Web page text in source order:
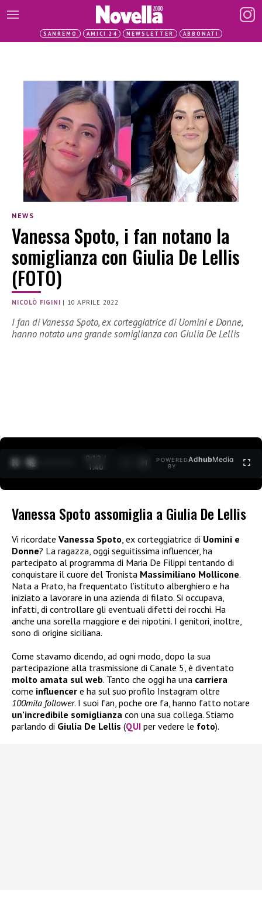
SANREMO AMICI 24 NEWSLETTER ABBONATI
NEWS
Vanessa Spoto, i fan notano la
somiglianza con Giulia De Lellis
(FOTO)
NICOLÒ FIGINI | 10 APRILE 2022
I fan di Vanessa Spoto, ex corteggiatrice di Uomini e Donne,
hanno notato una grande somiglianza con Giulia De Lellis
0:12 /
1:40
POWERED
BY
AdhubMedia
Vanessa Spoto assomiglia a Giulia De Lellis
Vi ricordate Vanessa Spoto, ex corteggiatrice di Uomini e
Donne? La ragazza, oggi seguitissima influencer, ha
partecipato al programma di Maria De Filippi tentando di
conquistare il cuore del Tronista Massimiliano Mollicone.
Nata a Prato, ha frequentato l’istituto alberghiero e ha
iniziato a lavorare in una azienda di filato. Si occupava,
infatti, di controllare gli eventuali difetti dei rocchi. Ha
anche una sorella maggiore e dei nipotini. I genitori, inoltre,
sono di origine siciliana.
Come stavamo dicendo, ad ogni modo, dopo la sua
partecipazione alla trasmissione di Canale 5, è diventato
molto amata sul web. Tanto che oggi ha una carriera
come influencer e ha sul suo profilo Instagram oltre
100mila follower. I suoi fan, poche ore fa, hanno fatto notare
un’incredibile somiglianza con una sua collega. Stiamo
parlando di Giulia De Lellis (QUI per vedere le foto).